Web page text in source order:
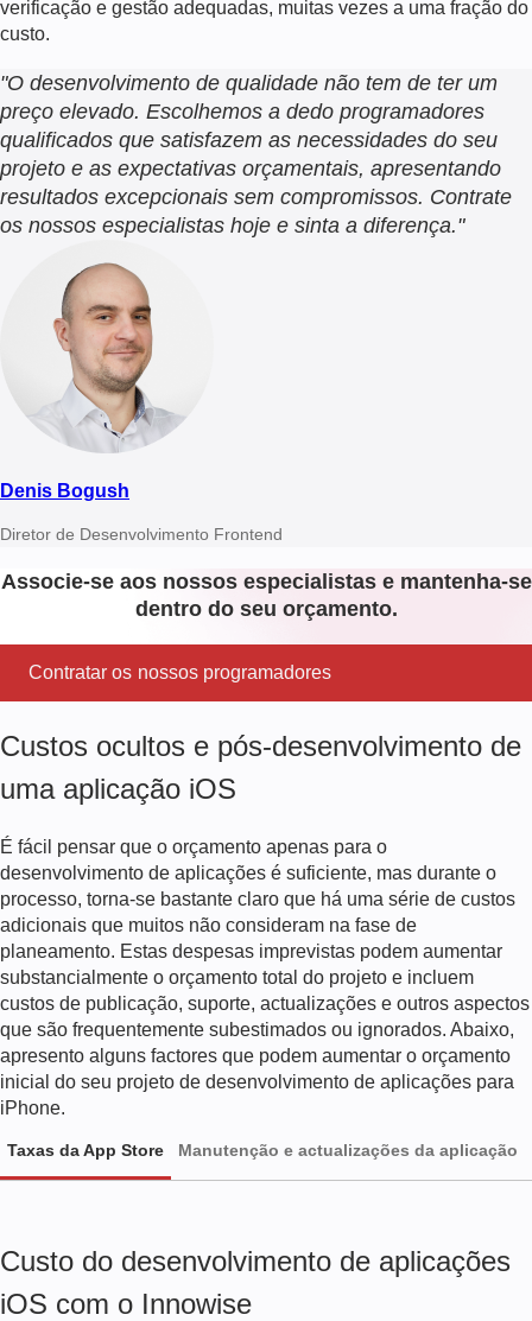
verificação e gestão adequadas, muitas vezes a uma fração do
custo.
"O desenvolvimento de qualidade não tem de ter um
preço elevado. Escolhemos a dedo programadores
qualificados que satisfazem as necessidades do seu
projeto e as expectativas orçamentais, apresentando
resultados excepcionais sem compromissos. Contrate
os nossos especialistas hoje e sinta a diferença."
Denis Bogush
Diretor de Desenvolvimento Frontend
Associe-se aos nossos especialistas e mantenha-se
dentro do seu orçamento.
Contratar os nossos programadores
Custos ocultos e pós-desenvolvimento de
uma aplicação iOS
É fácil pensar que o orçamento apenas para o
desenvolvimento de aplicações é suficiente, mas durante o
processo, torna-se bastante claro que há uma série de custos
adicionais que muitos não consideram na fase de
planeamento. Estas despesas imprevistas podem aumentar
substancialmente o orçamento total do projeto e incluem
custos de publicação, suporte, actualizações e outros aspectos
que são frequentemente subestimados ou ignorados. Abaixo,
apresento alguns factores que podem aumentar o orçamento
inicial do seu projeto de desenvolvimento de aplicações para
iPhone.
Taxas da App Store Manutenção e actualizações da aplicação
Custo do desenvolvimento de aplicações
iOS com o Innowise